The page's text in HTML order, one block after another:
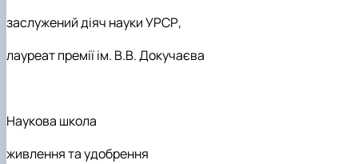
заслужений діяч науки УРСР,
лауреат премії ім. В.В. Докучаєва
Наукова школа
живлення та удобрення